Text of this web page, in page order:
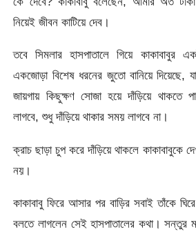
নিয়েই জীবন কাটিয়ে দেব।
তবে সিমলার হাসপাতালে গিয়ে কাকাবাবুর
একজোড়া বিশেষ ধরনের জুতো বানিয়ে দিয়েছে,
জায়গায় কিছুক্ষণ সোজা হয়ে দাঁড়িয়ে থাকতে
লাগবে, শুধু দাঁড়িয়ে থাকার সময় লাগবে না।
ক্রাচ ছাড়া চুপ করে দাঁড়িয়ে থাকলে কাকাবাবুকে
নয়।
কাকাবাবু ফিরে আসার পর বাড়ির সবাই তাঁকে
বলতে লাগলেন সেই হাসপাতালের কথা। সন্তুর